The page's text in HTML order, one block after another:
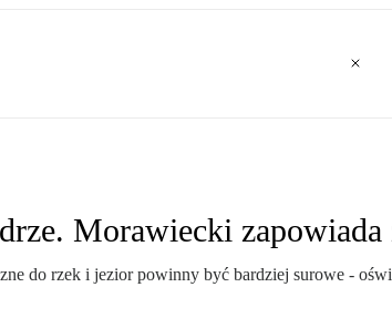
Morawiecki zapowiada
do rzek i jezior powinny być bardziej surowe -